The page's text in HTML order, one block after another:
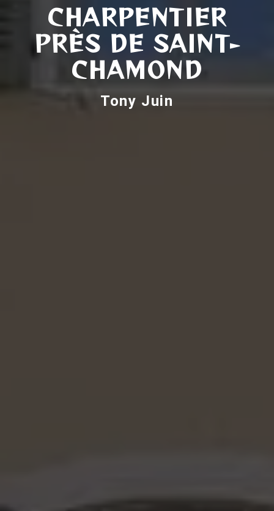
CHARPENTIER
PRÈS DE SAINT-
CHAMOND
Tony Juin